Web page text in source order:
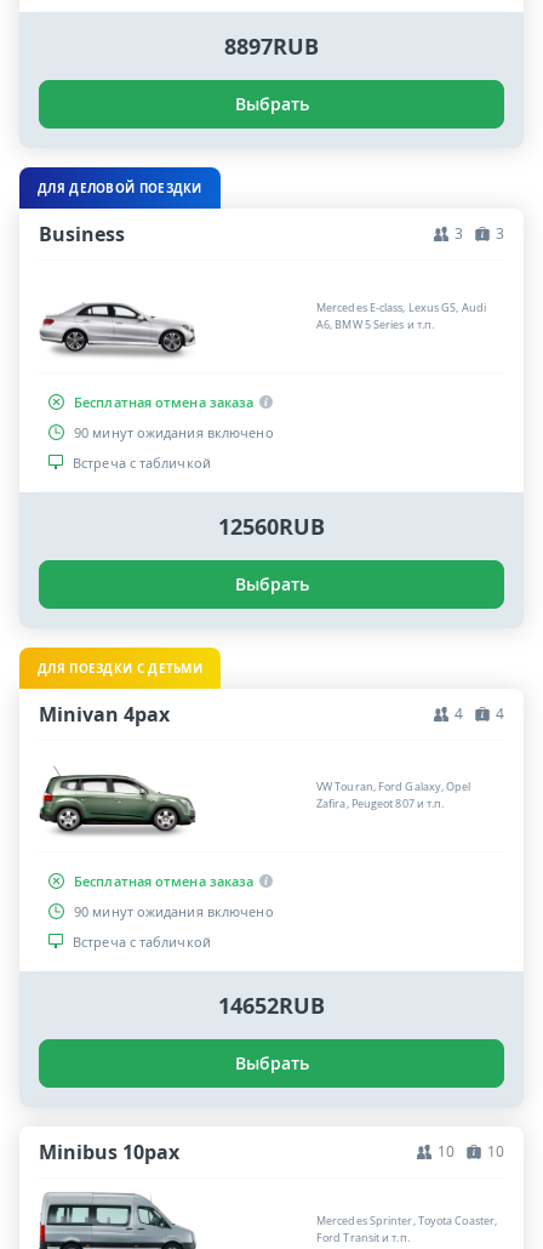
8897RUB
Выбрать
ДЛЯ ДЕЛОВОЙ ПОЕЗДКИ
Business 3 3
Mercedes E-class, Lexus GS, Audi
A6, BMW 5 Series и т.п.
Бесплатная отмена заказа
90 минут ожидания включено
Встреча с табличкой
12560RUB
Выбрать
ДЛЯ ПОЕЗДКИ С ДЕТЬМИ
Minivan 4pax 4 4
VW Touran, Ford Galaxy, Opel
Zafira, Peugeot 807 и т.п.
Бесплатная отмена заказа
90 минут ожидания включено
Встреча с табличкой
14652RUB
Выбрать
Minibus 10pax 10 10
Mercedes Sprinter, Toyota Coaster,
Ford Transit и т.п.